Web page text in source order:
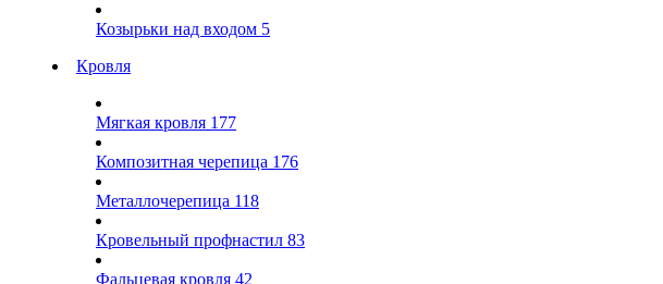
Козырьки над входом 5
Кровля
Мягкая кровля 177
Композитная черепица 176
Металлочерепица 118
Кровельный профнастил 83
Фальцевая кровля 42